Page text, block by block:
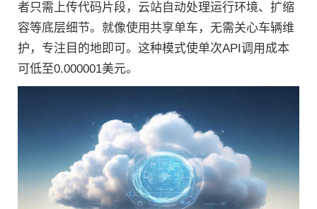
者只需上传代码片段，云站自动处理运行环境、扩缩
容等底层细节。就像使用共享单车，无需关心车辆维
护，专注目的地即可。这种模式使单次API调用成本
可低至0.000001美元。